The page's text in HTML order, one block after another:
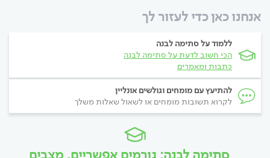
אנחנו כאן כדי לעזור לך
ללמוד על סתימה לבנה
הכי חשוב לדעת על סתימה לבנה
כתבות ומאמרים
להתיעץ עם מומחים וגולשים אונליין
לקרוא תשובות מומחים או לשאול שאלות משלך